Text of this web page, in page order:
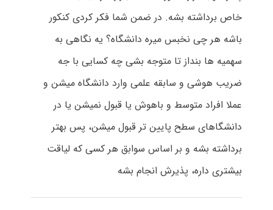
خاص برداشته بشه. در ضمن شما فکر کردی کنکور
باشه هر چی نخبس میره دانشگاه؟ یه نگاهی به
سهمیه ها بنداز تا متوجه بشی چه کسایی با جه
ضریب هوشی و سابقه علمی وارد دانشگاه میشن و
عملا افراد متوسط و باهوش یا قبول نمیشن یا در
دانشگاهای سطح پایین تر قبول میشن، پس بهتر
برداشته بشه و بر اساس سوابق هر کسی که لیاقت
بیشتری داره، پذیرش انجام بشه